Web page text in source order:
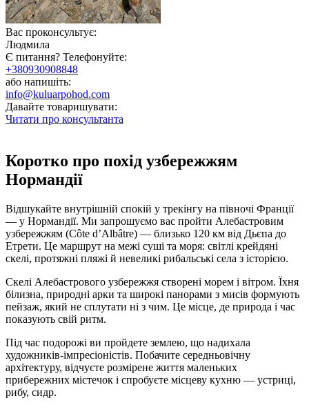
Вас проконсультує:
Людмила
Є питання? Телефонуйте:
+380930908848
або напишіть:
info@kuluarpohod.com
Давайте товаришувати:
Читати про консультанта
Коротко про похід узбережжям
Нормандії
Відшукайте внутрішній спокій у трекінгу на півночі Франції
— у Нормандії. Ми запрошуємо вас пройти Алебастровим
узбережжям (Côte d’Albâtre) — близько 120 км від Дьєпа до
Етрети. Це маршрут на межі суші та моря: світлі крейдяні
скелі, протяжні пляжі й невеликі рибальські села з історією.
Скелі Алебастрового узбережжя створені морем і вітром. Їхня
білизна, природні арки та широкі панорами з мисів формують
пейзаж, який не сплутати ні з чим. Це місце, де природа і час
показують свій ритм.
Під час подорожі ви пройдете землею, що надихала
художників-імпресіоністів. Побачите середньовічну
архітектуру, відчуєте розмірене життя маленьких
прибережних містечок і спробуєте місцеву кухню — устриці,
рибу, сидр.